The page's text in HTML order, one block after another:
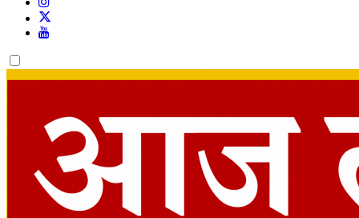
Dark
mode